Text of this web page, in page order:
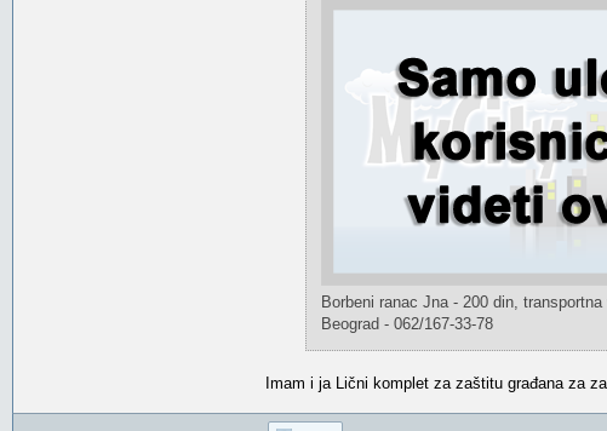
Borbeni ranac Jna - 200 din,
Beograd - 062/167-33-78
Imam i ja Lični komplet za zaštitu građana za